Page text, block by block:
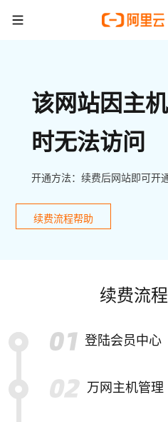
该网站因主
时无法访问
开通方法：续费后网站即可开
续费流程帮助
续费流程
登陆会员中心
万网主机管理